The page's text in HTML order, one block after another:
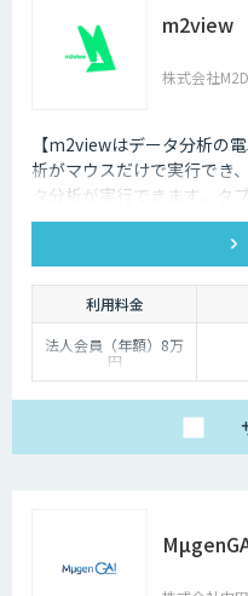
m2view
株式会社
【m2viewはデータ分析の
析がマウスだけで実行でき
タ分析が実行できます。タ
ス対応で、ブラウザから利
ど高度なデータ分析があな
利用料金
法人会員（年額）8万
円